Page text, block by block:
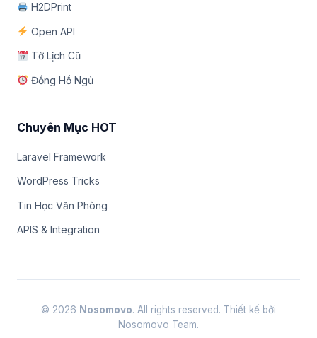
H2DPrint
Open API
Tờ Lịch Cũ
Đồng Hồ Ngủ
Chuyên Mục HOT
Laravel Framework
WordPress Tricks
Tin Học Văn Phòng
APIS & Integration
© 2026 Nosomovo. All rights reserved. Thiết kế bởi
Nosomovo Team.